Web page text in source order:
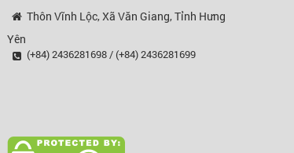
Thôn Vĩnh Lộc, Xã Văn Giang, Tỉnh Hưng
Yên
(+84) 2436281698 / (+84) 2436281699